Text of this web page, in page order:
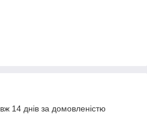
14 днів за домовленістю